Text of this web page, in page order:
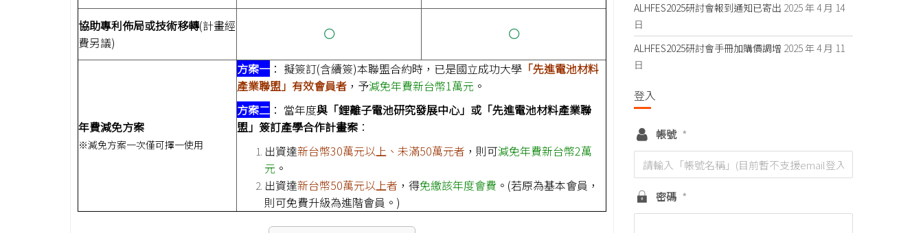
協助專利佈局或技術移轉(計畫經
費另議)
○ ○
年費減免方案
※減免方案一次僅可擇一使用
方案一 ： 擬簽訂(含續簽)本聯盟合約時，已是國立成功大學 「先進電池材料
產業聯盟」有效會員者 ，予減免年費新台幣1萬元 。
方案二 ： 當年度與「鋰離子電池研究發展中心」或「先進電池材料產業聯
盟」簽訂產學合作計畫案 ：
出資達新台幣30萬元以上、未滿50萬元者 ，則可減免年費新台幣2萬
元 。
出資達新台幣50萬元以上者 ，得免繳該年度會費 。(若原為基本會員，
則可免費升級為進階會員。)
ALHFES2025研討會報到通知已寄出 2025 年 4 月 14
日
ALHFES2025研討會手冊加購價調增 2025 年 4 月 11
日
登入
帳號 *
密碼 *